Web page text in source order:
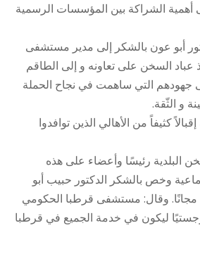
أهمية الشراكة بين المؤسسات الرسمية
أبو عون بالشكر إلى مدير مستشفى
عباد السخن على تعاونه و إلى الطاقم
جهودهم التي ساهمت في نجاح الحملة
و الثّقة.
كثيفاً من الأهالي الذين توافدوا
البلدية رئيسًا وأعضاء على هذه
وخص بالشكر الدكتور حبيب أبو
مجانًا. وقال: مستشفى قرطبا الحكومي
ليكون في خدمة الجميع في قرطبا